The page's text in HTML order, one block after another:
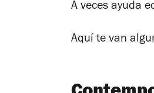
A veces ayuda
Aquí te van